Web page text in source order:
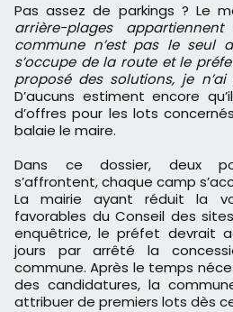
Pas assez de parkings ? Le
arrière-plages
commune n’est pas le seul
s’occupe de la route et le
proposé des solutions, je
D’aucuns estiment encore
d’offres pour les lots
balaie le maire.
Dans ce dossier, deux
s’affrontent, chaque camp
La mairie ayant réduit la
favorables du Conseil des
enquêtrice, le préfet devrait
jours par arrêté la
commune. Après le temps
des candidatures, la
attribuer de premiers lots dès